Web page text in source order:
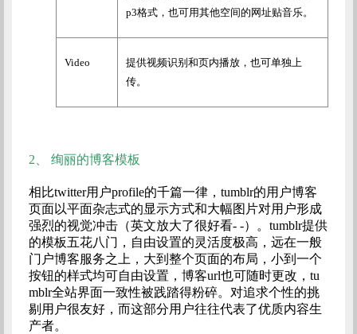
p3格式，也可用其他空间的网址贴音乐。
Video
提供视频识别和页内播放，也可单独上
传。
2、 绚丽的博客模板
相比twitter用户profile的千篇一律，tumblr的用户博客
页面以平面杂志式的显示方式和大幅图片对用户形成
强烈的视觉冲击（英文放大了很好看- -）。tumblr提供
的模板五花八门，自由设置的灵活度极高，远在一般
门户博客服务之上，大到整个页面的布局，小到一个
按钮的样式均可自由设置，博客url也可随时更改，tu
mblr全站界面一致性被践踏得粉碎。对追求个性的挑
剔用户很友好，而这部分用户往往代表了优质内容生
产者。